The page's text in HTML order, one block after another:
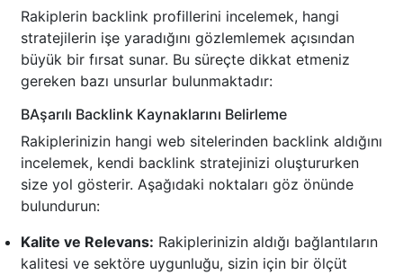
Rakiplerin backlink profillerini incelemek, hangi
stratejilerin işe yaradığını gözlemlemek açısından
büyük bir fırsat sunar. Bu süreçte dikkat etmeniz
gereken bazı unsurlar bulunmaktadır:
BAşarılı Backlink Kaynaklarını Belirleme
Rakiplerinizin hangi web sitelerinden backlink aldığını
incelemek, kendi backlink stratejinizi oluştururken
size yol gösterir. Aşağıdaki noktaları göz önünde
bulundurun:
Kalite ve Relevans: Rakiplerinizin aldığı bağlantıların
kalitesi ve sektöre uygunluğu, sizin için bir ölçüt